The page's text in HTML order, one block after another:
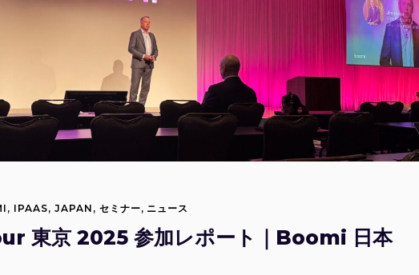
, IPAAS, JAPAN , セミナー, ニュース
東京 2025 参加レポート｜Boomi 日本